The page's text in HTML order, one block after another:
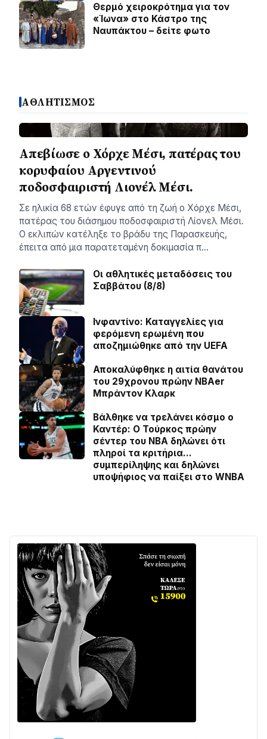
Θερμό χειροκρότημα για τον
«Ίωνα» στο Κάστρο της
Ναυπάκτου – δείτε φωτο
ΑΘΛΗΤΙΣΜΟΣ
Απεβίωσε ο Χόρχε Μέσι, πατέρας του
κορυφαίου Αργεντινού
ποδοσφαιριστή Λιονέλ Μέσι.
Σε ηλικία 68 ετών έφυγε από τη ζωή ο Χόρχε Μέσι,
πατέρας του διάσημου ποδοσφαιριστή Λίονελ Μέσι.
Ο εκλιπών κατέληξε το βράδυ της Παρασκευής,
έπειτα από μια παρατεταμένη δοκιμασία π…
Οι αθλητικές μεταδόσεις του
Σαββάτου (8/8)
Ινφαντίνο: Καταγγελίες για
φερόμενη ερωμένη που
αποζημιώθηκε από την UEFA
Αποκαλύφθηκε η αιτία θανάτου
του 29χρονου πρώην NBAer
Μπράντον Κλαρκ
Βάλθηκε να τρελάνει κόσμο ο
Καντέρ: Ο Τούρκος πρώην
σέντερ του NBA δηλώνει ότι
πληροί τα κριτήρια…
συμπερίληψης και δηλώνει
υποψήφιος να παίξει στο WNBA